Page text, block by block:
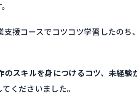
支援コースでコツコツ学習したのち、
のスキルを身につけるコツ、未経
くださいました。